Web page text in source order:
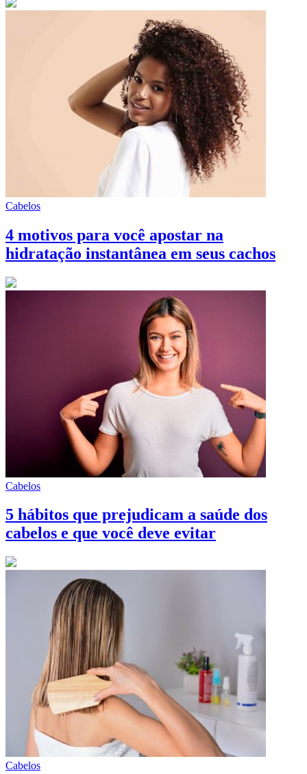
Cabelos
4 motivos para você apostar na
hidratação instantânea em seus cachos
Cabelos
5 hábitos que prejudicam a saúde dos
cabelos e que você deve evitar
Cabelos